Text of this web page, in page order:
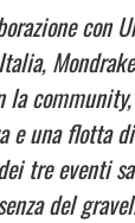
con
e una flotta
tre eventi
del